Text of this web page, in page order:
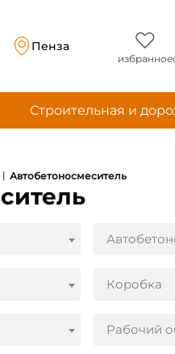
Пенза
избранное
Строительная и
| Автобетоносмеситель
Коробка
Рабочий